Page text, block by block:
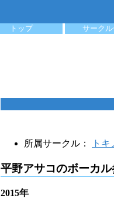
トップ
サーク
所属サークル： ト
平野アサコのボーカル
2015年